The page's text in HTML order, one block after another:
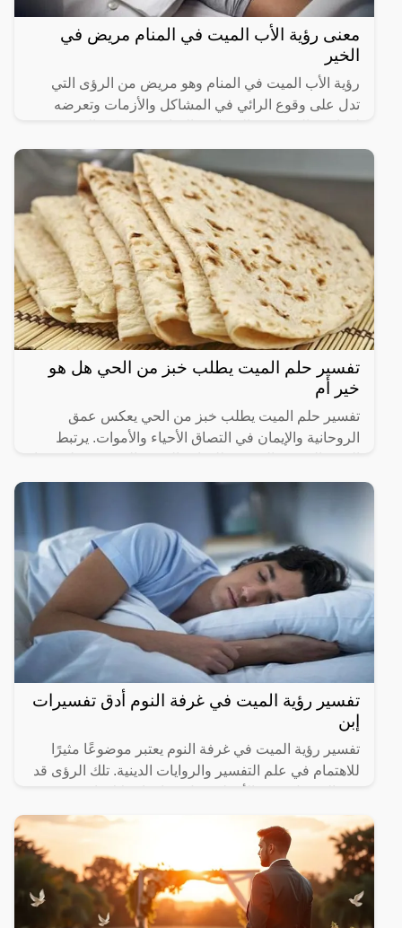
معنى رؤية الأب الميت في المنام مريض في
الخير
رؤية الأب الميت في المنام وهو مريض من الرؤى التي
تدل على وقوع الرائي في المشاكل والأزمات وتعرضه
على العديد من
تفسير حلم الميت يطلب خبز من الحي هل هو
خير أم
تفسير حلم الميت يطلب خبز من الحي يعكس عمق
الروحانية والإيمان في التصاق الأحياء والأموات. يرتبط
الحلم
تفسير رؤية الميت في غرفة النوم أدق تفسيرات
إبن
تفسير رؤية الميت في غرفة النوم يعتبر موضوعًا مثيرًا
للاهتمام في علم التفسير والروايات الدينية. تلك الرؤى قد